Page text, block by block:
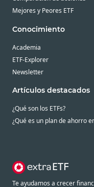
Mejores y Peores ETF
Conocimiento
Academia
ETF-Explorer
Newsletter
Artículos destacados
¿Qué son los ETFs?
¿Qué es un plan de ahorro
Te ayudamos a crecer